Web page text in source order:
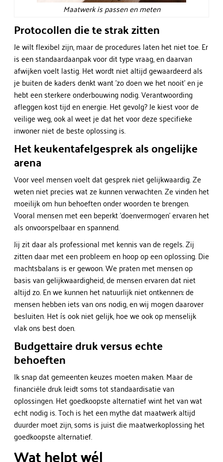
Maatwerk is passen en meten
Protocollen die te strak zitten
Je wilt flexibel zijn, maar de procedures laten het niet toe. Er
is een standaardaanpak voor dit type vraag, en daarvan
afwijken voelt lastig. Het wordt niet altijd gewaardeerd als
je buiten de kaders denkt want 'zo doen we het nooit' en je
hebt een sterkere onderbouwing nodig. Verantwoording
afleggen kost tijd en energie. Het gevolg? Je kiest voor de
veilige weg, ook al weet je dat het voor deze specifieke
inwoner niet de beste oplossing is.
Het keukentafelgesprek als ongelijke
arena
Voor veel mensen voelt dat gesprek niet gelijkwaardig. Ze
weten niet precies wat ze kunnen verwachten. Ze vinden het
moeilijk om hun behoeften onder woorden te brengen.
Vooral mensen met een beperkt 'doenvermogen' ervaren het
als onvoorspelbaar en spannend.
Jij zit daar als professional met kennis van de regels. Zij
zitten daar met een probleem en hoop op een oplossing. Die
machtsbalans is er gewoon. We praten met mensen op
basis van gelijkwaardigheid, de mensen ervaren dat niet
altijd zo. En we kunnen het natuurlijk niet ontkennen: de
mensen hebben iets van ons nodig, en wij mogen daarover
besluiten. Het ís ook niet gelijk, hoe we ook op menselijk
vlak ons best doen.
Budgettaire druk versus echte
behoeften
Ik snap dat gemeenten keuzes moeten maken. Maar de
financiële druk leidt soms tot standaardisatie van
oplossingen. Het goedkoopste alternatief wint het van wat
echt nodig is. Toch is het een mythe dat maatwerk altijd
duurder moet zijn, soms is juist die maatwerkoplossing het
goedkoopste alternatief.
Wat helpt wél